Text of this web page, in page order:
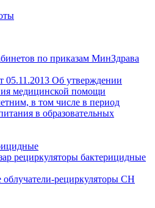
по приказам МинЗдрава
05.11.2013 Об утверждении
медицинской помощи
в том числе в период
в образовательных
рециркуляторы бактерицидные
рециркуляторы СН